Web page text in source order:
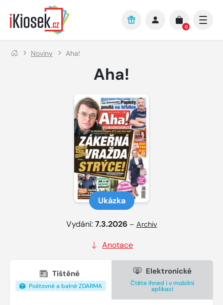
Přejít na hlavní obsah
0
Noviny Aha!
Aha!
Ukázka
Vydání:7.3.2026 – Archiv
Anotace
Tištěné
Poštovné a balné ZDARMA
Elektronické
Čtěte ihned i v mobilní
aplikaci